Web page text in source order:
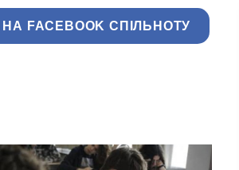
FACEBOOK СПІЛЬНОТУ